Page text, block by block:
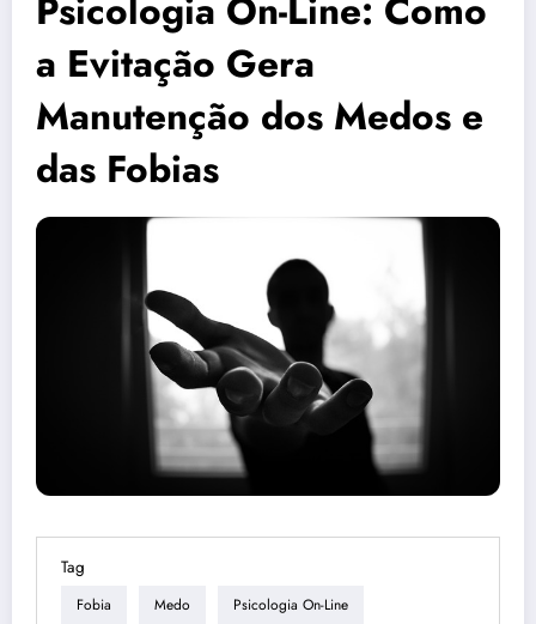
Psicologia On-Line: Como
a Evitação Gera
Manutenção dos Medos e
das Fobias
Tag
Fobia Medo Psicologia On-Line